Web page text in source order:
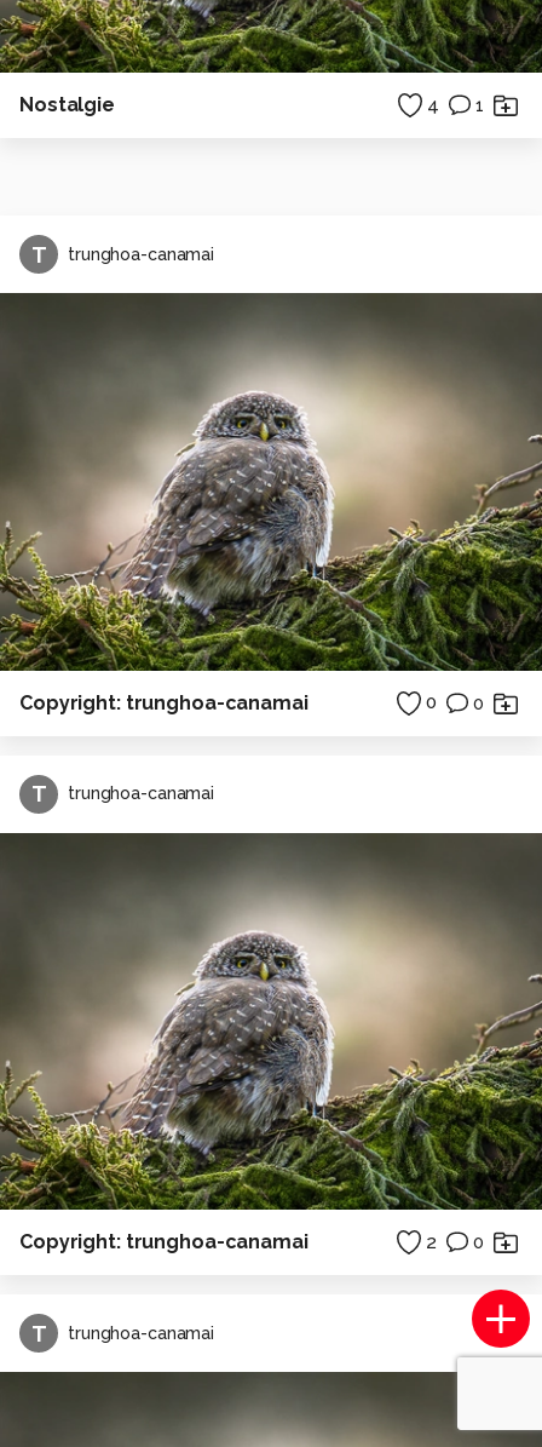
Nostalgie 4 1
T trunghoa-canamai
Copyright: trunghoa-canamai 0 0
T trunghoa-canamai
Copyright: trunghoa-canamai 2 0
T trunghoa-canamai